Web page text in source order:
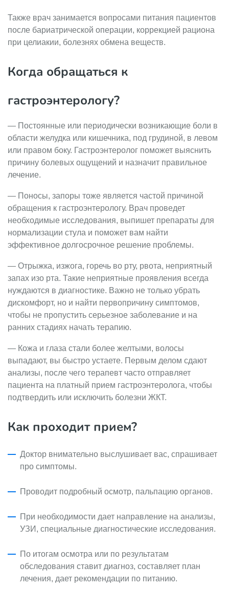
Также врач занимается вопросами питания пациентов
после бариатрической операции, коррекцией рациона
при целиакии, болезнях обмена веществ.
Когда обращаться к
гастроэнтерологу?
— Постоянные или периодически возникающие боли в
области желудка или кишечника, под грудиной, в левом
или правом боку. Гастроэнтеролог поможет выяснить
причину болевых ощущений и назначит правильное
лечение.
— Поносы, запоры тоже является частой причиной
обращения к гастроэнтерологу. Врач проведет
необходимые исследования, выпишет препараты для
нормализации стула и поможет вам найти
эффективное долгосрочное решение проблемы.
— Отрыжка, изжога, горечь во рту, рвота, неприятный
запах изо рта. Такие неприятные проявления всегда
нуждаются в диагностике. Важно не только убрать
дискомфорт, но и найти первопричину симптомов,
чтобы не пропустить серьезное заболевание и на
ранних стадиях начать терапию.
— Кожа и глаза стали более желтыми, волосы
выпадают, вы быстро устаете. Первым делом сдают
анализы, после чего терапевт часто отправляет
пациента на платный прием гастроэнтеролога, чтобы
подтвердить или исключить болезни ЖКТ.
Как проходит прием?
Доктор внимательно выслушивает вас, спрашивает
про симптомы.
Проводит подробный осмотр, пальпацию органов.
При необходимости дает направление на анализы,
УЗИ, специальные диагностические исследования.
По итогам осмотра или по результатам
обследования ставит диагноз, составляет план
лечения, дает рекомендации по питанию.